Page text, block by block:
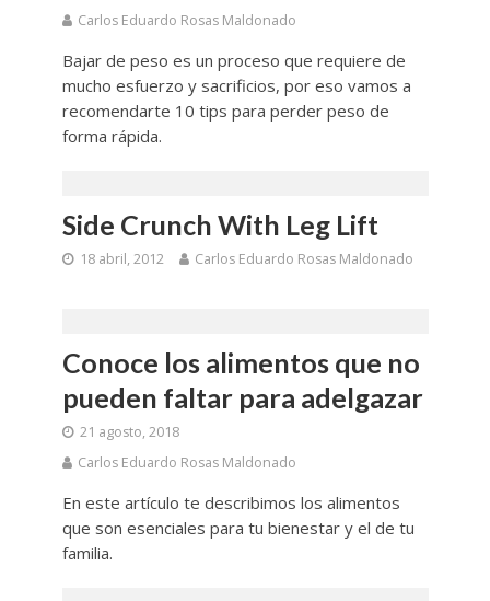
Carlos Eduardo Rosas Maldonado
Bajar de peso es un proceso que requiere de
mucho esfuerzo y sacrificios, por eso vamos a
recomendarte 10 tips para perder peso de
forma rápida.
Side Crunch With Leg Lift
18 abril, 2012 Carlos Eduardo Rosas Maldonado
Conoce los alimentos que no
pueden faltar para adelgazar
21 agosto, 2018
Carlos Eduardo Rosas Maldonado
En este artículo te describimos los alimentos
que son esenciales para tu bienestar y el de tu
familia.